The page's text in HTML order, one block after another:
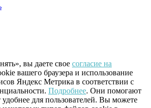
вы даете свое согласие на
вашего браузера и использование
Яндекс Метрика в соответствии с
Подробнее. Они помогают
удобнее для пользователей. Вы можете